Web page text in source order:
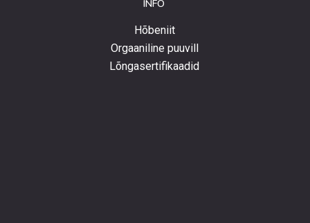
INFO
Hõbeniit
Orgaaniline puuvill
Lõngasertifikaadid